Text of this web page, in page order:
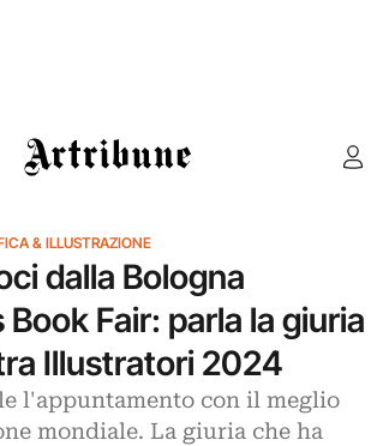
Artribune
& ILLUSTRAZIONE
dalla Bologna
Book Fair: parla la giuria
Illustratori 2024
l'appuntamento con il meglio
mondiale. La giuria che ha